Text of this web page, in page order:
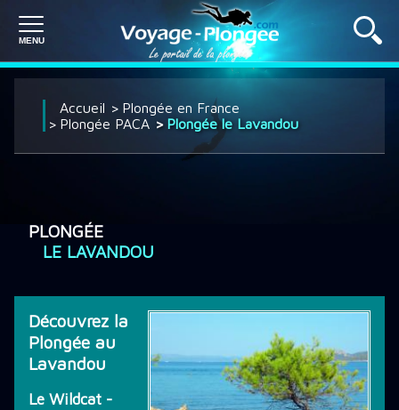
SÉJOUR PLONGÉE
CROISIÈRE PLONGÉE
DÉCOUVRIR LA PLONGÉE
Accueil
Plongée en France
Plongée PACA
Plongée le Lavandou
PLONGÉE
LE LAVANDOU
Découvrez la
Plongée au
Lavandou
Le Wildcat -